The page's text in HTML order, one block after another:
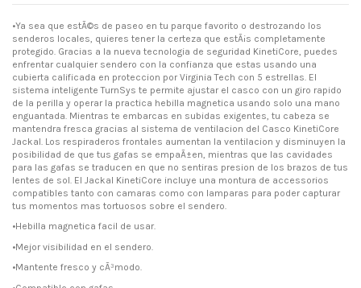
•Ya sea que estÃ©s de paseo en tu parque favorito o destrozando los
senderos locales, quieres tener la certeza que estÃ¡s completamente
protegido. Gracias a la nueva tecnologia de seguridad KinetiCore, puedes
enfrentar cualquier sendero con la confianza que estas usando una
cubierta calificada en proteccion por Virginia Tech con 5 estrellas. El
sistema inteligente TurnSys te permite ajustar el casco con un giro rapido
de la perilla y operar la practica hebilla magnetica usando solo una mano
enguantada. Mientras te embarcas en subidas exigentes, tu cabeza se
mantendra fresca gracias al sistema de ventilacion del Casco KinetiCore
Jackal. Los respiraderos frontales aumentan la ventilacion y disminuyen la
posibilidad de que tus gafas se empaÃ±en, mientras que las cavidades
para las gafas se traducen en que no sentiras presion de los brazos de tus
lentes de sol. El Jackal KinetiCore incluye una montura de accessorios
compatibles tanto con camaras como con lamparas para poder capturar
tus momentos mas tortuosos sobre el sendero.
•Hebilla magnetica facil de usar.
•Mejor visibilidad en el sendero.
•Mantente fresco y cÃ³modo.